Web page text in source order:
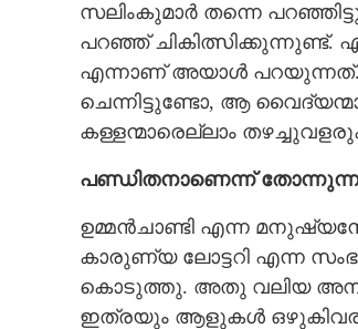
സലിംകുമാർ തന്നെ
പറഞ്ഞ് ചികിത്സിക്കുന്നുണ്ട്.
എന്നാണ് അയാൾ പറയുന്നത്.
ചെന്നിട്ടുണ്ടോ, ആ
കള്ളന്മാരെല്ലാം
പണ്ഡിതനാണെന്ന്
ഉമ്മൻചാണ്ടി എന്ന
കാരുണ്യ ലോട്ടറി എന്ന
കൊടുത്തു. അതു വലിയ
ഇത്രയും ആളുകൾ